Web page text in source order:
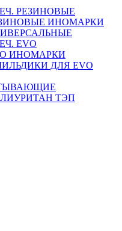
РЕЗИНОВЫЕ
ИНОМАРКИ
EVO
ИНОМАРКИ
ДЛЯ EVO
ТЭП